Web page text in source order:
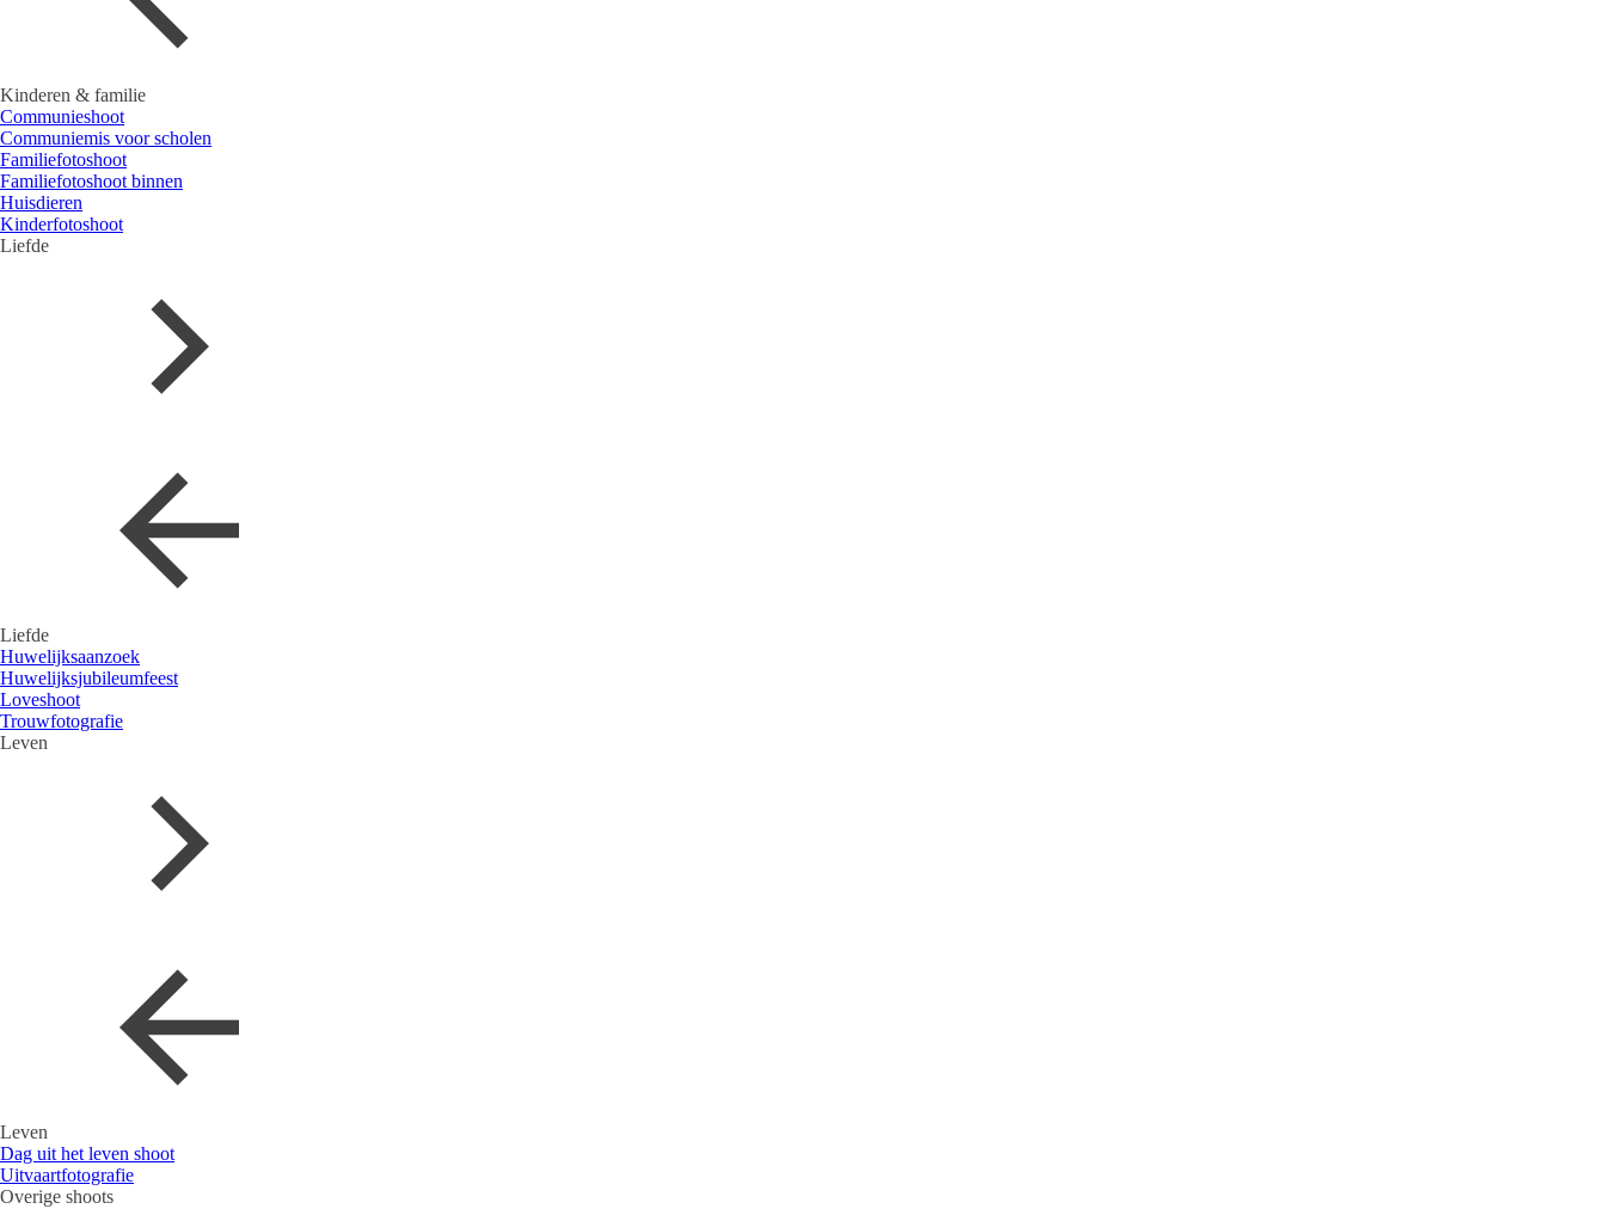
Kinderen & familie
Communieshoot
Communiemis voor scholen
Familiefotoshoot
Familiefotoshoot binnen
Huisdieren
Kinderfotoshoot
Liefde
Liefde
Huwelijksaanzoek
Huwelijksjubileumfeest
Loveshoot
Trouwfotografie
Leven
Leven
Dag uit het leven shoot
Uitvaartfotografie
Overige shoots